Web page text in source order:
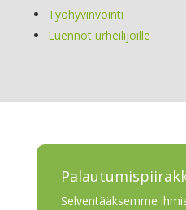
Työhyvinvointi
Luennot urheilijoille
Selventääksemme